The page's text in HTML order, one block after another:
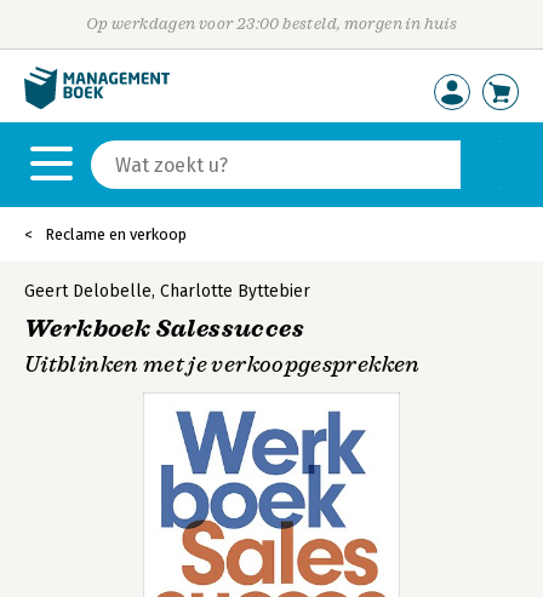
Op werkdagen voor 23:00 besteld, morgen in huis
Reclame en verkoop
Geert Delobelle, Charlotte Byttebier
Werkboek Salessucces
Uitblinken met je verkoopgesprekken